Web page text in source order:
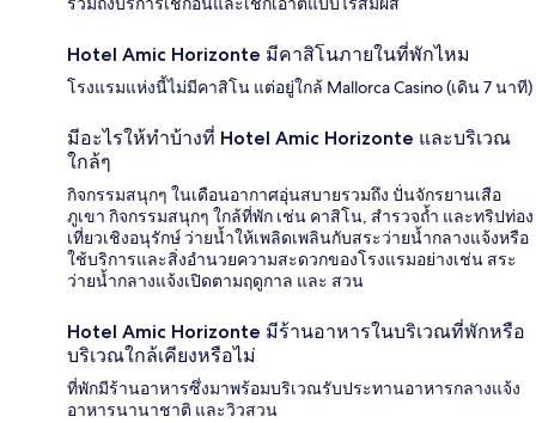
Hotel Amic Horizonte มีคาสิโนภายในที่พักไหม
โรงแรมแห่งนี้ไม่มีคาสิโน แต่อยู่ใกล้ Mallorca Casino (เดิน 7 นาที)
มีอะไรให้ทำบ้างที่ Hotel Amic Horizonte และบริเวณ
ใกล้ๆ
กิจกรรมสนุกๆ ในเดือนอากาศอุ่นสบายรวมถึง ปั่นจักรยานเสือ
ภูเขา กิจกรรมสนุกๆ ใกล้ที่พัก เช่น คาสิโน, สำรวจถ้ำ และทริปท่อง
เที่ยวเชิงอนุรักษ์ ว่ายน้ำให้เพลิดเพลินกับสระว่ายน้ำกลางแจ้งหรือ
ใช้บริการและสิ่งอำนวยความสะดวกของโรงแรมอย่างเช่น สระ
ว่ายน้ำกลางแจ้งเปิดตามฤดูกาล และ สวน
Hotel Amic Horizonte มีร้านอาหารในบริเวณที่พักหรือ
บริเวณใกล้เคียงหรือไม่
ที่พักมีร้านอาหารซึ่งมาพร้อมบริเวณรับประทานอาหารกลางแจ้ง
อาหารนานาชาติ และวิวสวน